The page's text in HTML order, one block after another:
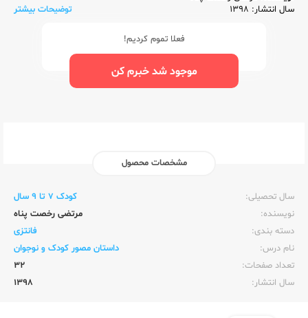
سال انتشار: 1398
توضیحات بیشتر
فعلا تموم کردیم!
موجود شد خبرم کن
مشخصات محصول
سال تحصیلی:‌
کودک 7 تا 9 سال
نویسنده:‌
مرتضی رخصت پناه
دسته بندی:
فانتزی
نام درس:
داستان مصور کودک و نوجوان
تعداد صفحات:‌
32
سال انتشار:‌
1398